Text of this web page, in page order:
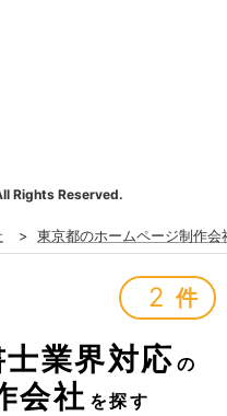
Rights Reserved.
> 東京都のホームページ制作会
2 件
業界対応 の
会社 を探す